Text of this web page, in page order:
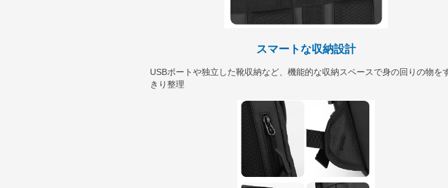
スマートな収納設計
USBポートや独立した靴収納など、機能的な収納スペースで身の回りの物を
きり整理